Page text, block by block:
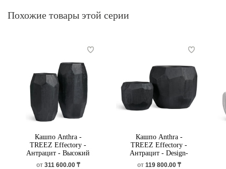
Похожие товары этой серии
Кашпо Anthra -
TREEZ Effectory -
Антрацит - Высокий
Design-многогранник
от311 600.00 ₸
Кашпо Anthra -
TREEZ Effectory -
Антрацит - Design-
многогранник
от119 800.00 ₸